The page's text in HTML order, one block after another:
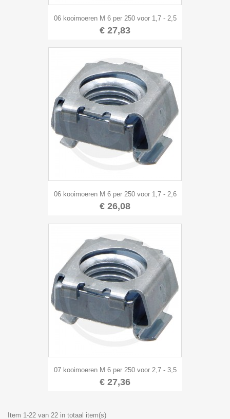
06 kooimoeren M 6 per 250 voor 1,7 - 2,5
€ 27,83
06 kooimoeren M 6 per 250 voor 1,7 - 2,6
€ 26,08
07 kooimoeren M 6 per 250 voor 2,7 - 3,5
€ 27,36
Item 1-22 van 22 in totaal item(s)